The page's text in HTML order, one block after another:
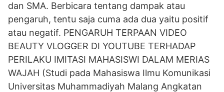
dan SMA. Berbicara tentang dampak atau
pengaruh, tentu saja cuma ada dua yaitu positif
atau negatif. PENGARUH TERPAAN VIDEO
BEAUTY VLOGGER DI YOUTUBE TERHADAP
PERILAKU IMITASI MAHASISWI DALAM MERIAS
WAJAH (Studi pada Mahasiswa Ilmu Komunikasi
Universitas Muhammadiyah Malang Angkatan